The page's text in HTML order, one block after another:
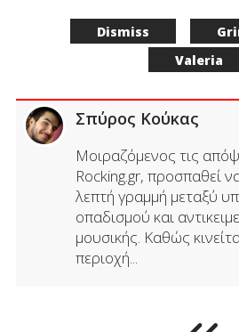
Dismiss
Valeria
Σπύρος Κούκας
Μοιραζόμενος τις
Rocking.gr, προσπαθεί
λεπτή γραμμή μεταξύ
οπαδισμού και
μουσικής. Καθώς
περιοχή...